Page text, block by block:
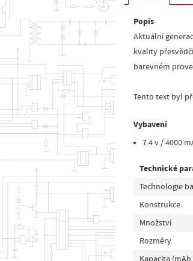
Popis
Aktuální
kvality
barevném
Tento text byl
Vybavení
7.4 v / 4000
Technické
Technologie
Konstrukce
Množství
Rozměry